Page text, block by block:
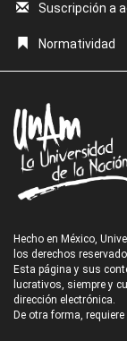
Suscripción a
Normatividad
Hecho en México,
los derechos
Esta página y sus
lucrativos, siempre y
dirección electrónica.
De otra forma,